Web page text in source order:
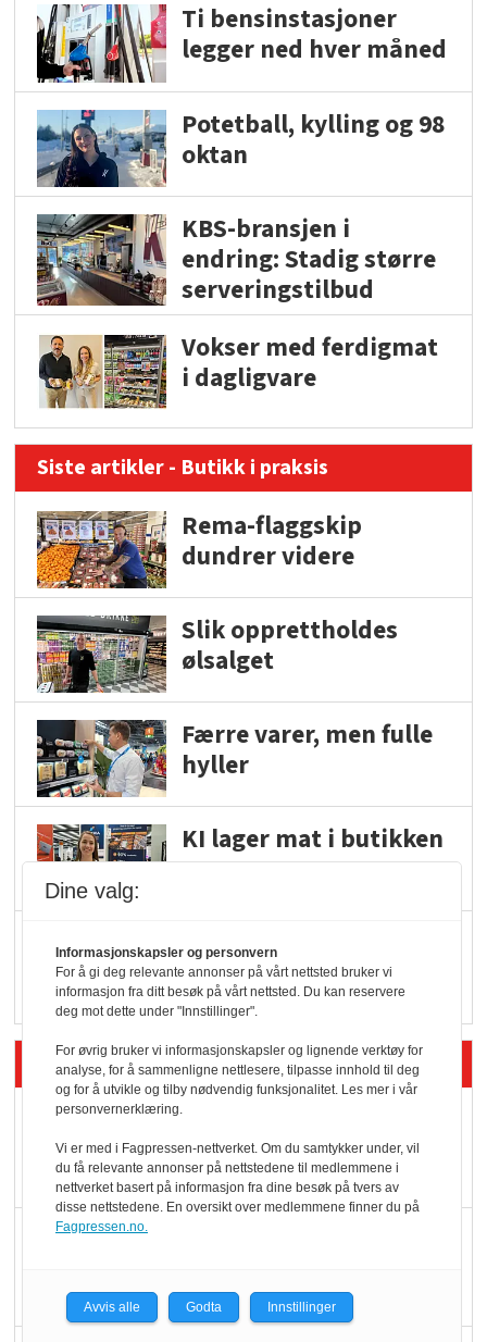
Ti bensinstasjoner
legger ned hver måned
Potetball, kylling og 98
oktan
KBS-bransjen i
endring: Stadig større
serveringstilbud
Vokser med ferdigmat
i dagligvare
Siste artikler - Butikk i praksis
Rema-flaggskip
dundrer videre
Slik opprettholdes
ølsalget
Færre varer, men fulle
hyller
KI lager mat i butikken
Q passerte 1 milliard i
Rema i 2025
Siste artikler - Økologisk
Kolonihagens norske
yoghurt: Trues av
melkemangel
hederspris
Dine valg:
Informasjonskapsler og personvern
For å gi deg relevante annonser på vårt nettsted bruker vi
informasjon fra ditt besøk på vårt nettsted. Du kan reservere
deg mot dette under "Innstillinger".
For øvrig bruker vi informasjonskapsler og lignende verktøy for
analyse, for å sammenligne nettlesere, tilpasse innhold til deg
og for å utvikle og tilby nødvendig funksjonalitet. Les mer i vår
personvernerklæring.
Vi er med i Fagpressen-nettverket. Om du samtykker under, vil
du få relevante annonser på nettstedene til medlemmene i
nettverket basert på informasjon fra dine besøk på tvers av
disse nettstedene. En oversikt over medlemmene finner du på
Fagpressen.no.
Avvis alle Godta Innstillinger